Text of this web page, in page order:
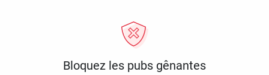
Bloquez les pubs gênantes